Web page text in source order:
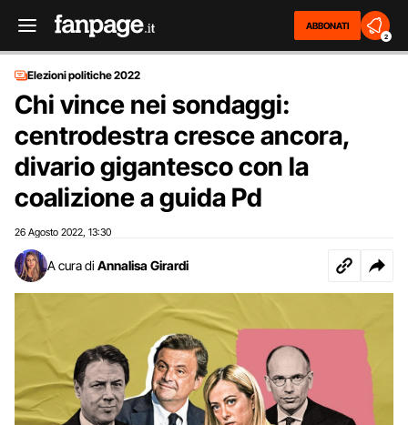
ABBONATI
2
Elezioni politiche 2022
Chi vince nei sondaggi:
centrodestra cresce ancora,
divario gigantesco con la
coalizione a guida Pd
26 Agosto 2022 13:30
A cura di Annalisa Girardi